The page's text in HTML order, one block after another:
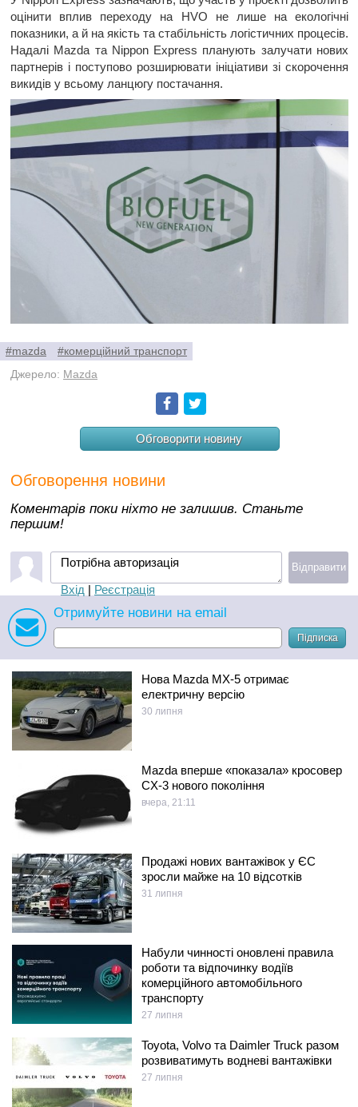
оцінити вплив переходу на HVO не лише на екологічні
показники, а й на якість та стабільність логістичних процесів.
Надалі Mazda та Nippon Express планують залучати нових
партнерів і поступово розширювати ініціативи зі скорочення
викидів у всьому ланцюгу постачання.
#mazda
#комерційний транспорт
Джерело: Mazda
Facebook
Обговорити новину
Обговорення новини
Коментарів поки ніхто не залишив. Станьте
першим!
Потрібна авторизація
Вхід | Реєстрація
Відправити
Отримуйте новини на email
Підписка
Нова Mazda MX-5 отримає
електричну версію
30 липня
Mazda вперше «показала» кросовер
CX-3 нового покоління
вчера, 21:11
Продажі нових вантажівок у ЄС
зросли майже на 10 відсотків
31 липня
Набули чинності оновлені правила
роботи та відпочинку водіїв
комерційного автомобільного
транспорту
27 липня
Toyota, Volvo та Daimler Truck разом
розвиватимуть водневі вантажівки
27 липня